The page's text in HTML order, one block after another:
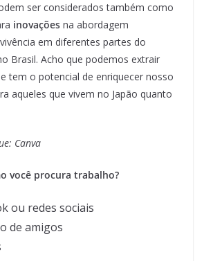
ser considerados também como
inovações na abordagem
em diferentes partes do
Brasil. Acho que podemos extrair
tem o potencial de enriquecer nosso
aqueles que vivem no Japão quanto
Canva
você procura trabalho?
ou redes sociais
de amigos